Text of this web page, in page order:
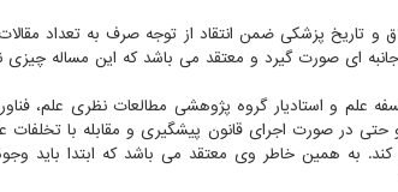
و تاریخ پزشکی ضمن انتقاد از توجه صرف به تعداد
ای صورت گیرد و معتقد می باشد که این مساله
علم و استادیار گروه پژوهشی مطالعات نظری علم،
در صورت اجرای قانون پیشگیری و مقابله با تخلفات
به همین خاطر وی معتقد می باشد که ابتدا باید